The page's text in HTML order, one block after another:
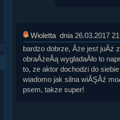
Wioletta dnia 26.03.2017
bardzo dobrze, Âże jest juÂż
obraÂżeĂą wygladaÂło to
to, ze aktor dochodzi do
wiadomo jak silna wiĂŞÂź
psem, takze super!